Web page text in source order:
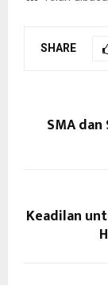
SHARE
SMA
Keadilan